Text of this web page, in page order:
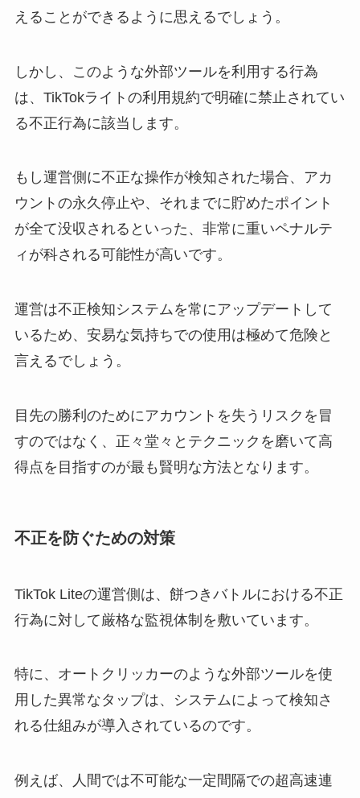
えることができるように思えるでしょう。
しかし、このような外部ツールを利用する行為
は、TikTokライトの利用規約で明確に禁止されてい
る不正行為に該当します。
もし運営側に不正な操作が検知された場合、アカ
ウントの永久停止や、それまでに貯めたポイント
が全て没収されるといった、非常に重いペナルテ
ィが科される可能性が高いです。
運営は不正検知システムを常にアップデートして
いるため、安易な気持ちでの使用は極めて危険と
言えるでしょう。
目先の勝利のためにアカウントを失うリスクを冒
すのではなく、正々堂々とテクニックを磨いて高
得点を目指すのが最も賢明な方法となります。
不正を防ぐための対策
TikTok Liteの運営側は、餅つきバトルにおける不正
行為に対して厳格な監視体制を敷いています。
特に、オートクリッカーのような外部ツールを使
用した異常なタップは、システムによって検知さ
れる仕組みが導入されているのです。
例えば、人間では不可能な一定間隔での超高速連